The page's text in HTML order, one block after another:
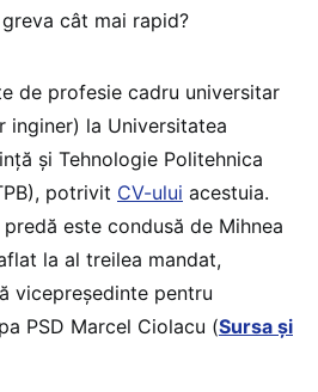
cât mai rapid?
de profesie cadru universitar
inginer) la Universitatea
și Tehnologie Politehnica
potrivit CV-ului acestuia.
este condusă de Mihnea
la al treilea mandat,
vicepreședinte pentru
PSD Marcel Ciolacu (Sursa și